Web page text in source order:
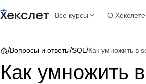
Все курсы О Хекслете
/Вопросы и ответы/SQL /Как умножить в
Как умножить